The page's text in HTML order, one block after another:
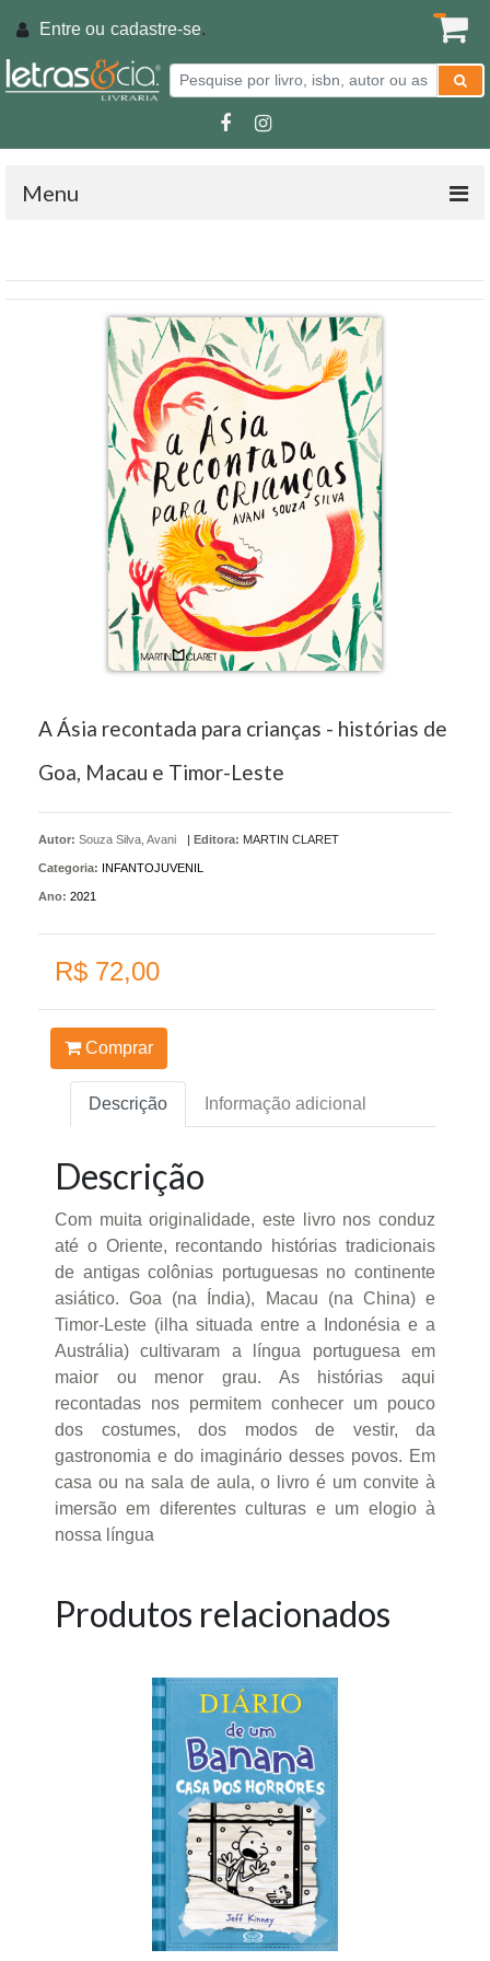
Entre ou cadastre-se.
Menu
A Ásia recontada para crianças - histórias de
Goa, Macau e Timor-Leste
Autor: Souza Silva, Avani | Editora: MARTIN CLARET
Categoria: INFANTOJUVENIL
Ano: 2021
R$ 72,00
Comprar
Descrição Informação adicional
Descrição
Com muita originalidade, este livro nos conduz
até o Oriente, recontando histórias tradicionais
de antigas colônias portuguesas no continente
asiático. Goa (na Índia), Macau (na China) e
Timor-Leste (ilha situada entre a Indonésia e a
Austrália) cultivaram a língua portuguesa em
maior ou menor grau. As histórias aqui
recontadas nos permitem conhecer um pouco
dos costumes, dos modos de vestir, da
gastronomia e do imaginário desses povos. Em
casa ou na sala de aula, o livro é um convite à
imersão em diferentes culturas e um elogio à
nossa língua
Produtos relacionados